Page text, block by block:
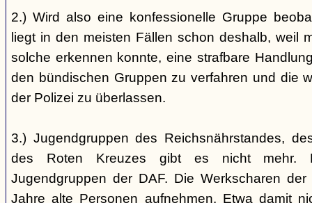
2.) Wird also eine konfessionelle Gruppe
liegt in den meisten Fällen schon deshalb, weil
solche erkennen konnte, eine strafbare
den bündischen Gruppen zu verfahren und die
der Polizei zu überlassen.
3.) Jugendgruppen des Reichsnährstandes,
des Roten Kreuzes gibt es nicht mehr.
Jugendgruppen der DAF. Die Werkscharen
Jahre alte Personen aufnehmen. Etwa damit